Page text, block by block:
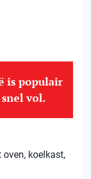
is populair
vol.
koelkast,